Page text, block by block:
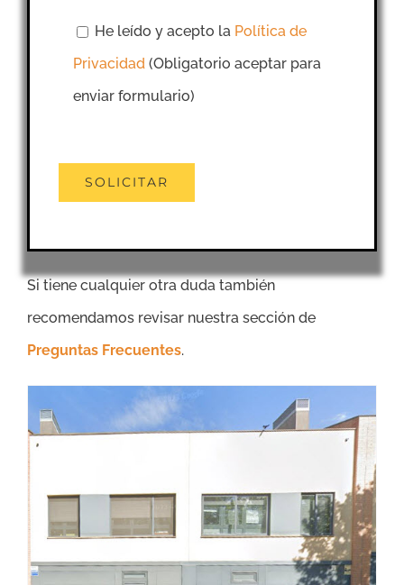
He leído y acepto la Política de
Privacidad (Obligatorio aceptar para
enviar formulario)
Si tiene cualquier otra duda también
recomendamos revisar nuestra sección de
Preguntas Frecuentes.